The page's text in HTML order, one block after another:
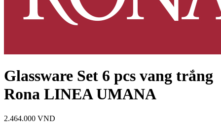
Glassware Set 6 pcs vang trắng
Rona LINEA UMANA
2.464.000 VND